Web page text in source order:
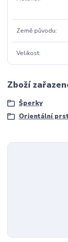
Země původu
Velikost
Zboží
Šperky
Orientální